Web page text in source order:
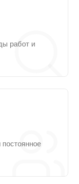
работ и
постоянное